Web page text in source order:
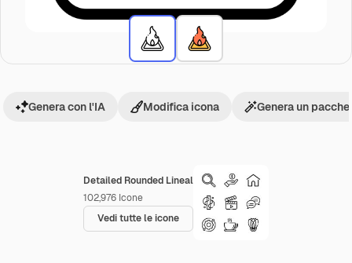
Detailed Rounded Lineal
102,976 Icone
Vedi tutte le icone
Genera con l'IA Modifica icona Genera un